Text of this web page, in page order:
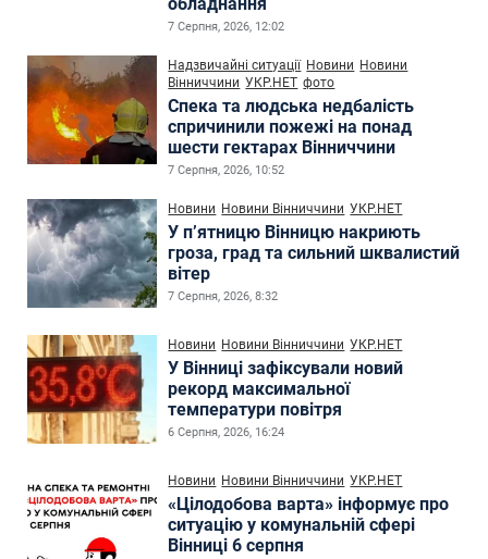
7 Серпня, 2026, 12:02
Надзвичайні ситуації Новини Новини
Вінниччини УКР.НЕТ фото
Спека та людська недбалість
спричинили пожежі на понад
шести гектарах Вінниччини
7 Серпня, 2026, 10:52
Новини Новини Вінниччини УКР.НЕТ
У п’ятницю Вінницю накриють
гроза, град та сильний шквалистий
вітер
7 Серпня, 2026, 8:32
Новини Новини Вінниччини УКР.НЕТ
У Вінниці зафіксували новий
рекорд максимальної
температури повітря
6 Серпня, 2026, 16:24
Новини Новини Вінниччини УКР.НЕТ
«Цілодобова варта» інформує про
ситуацію у комунальній сфері
Вінниці 6 серпня